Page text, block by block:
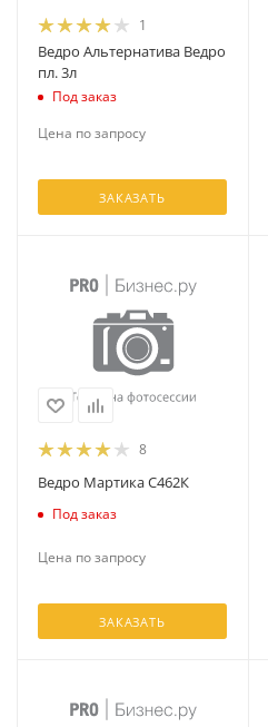
1
Ведро Альтернатива Ведро
пл. 3л
Под заказ
Цена по запросу
ЗАКАЗАТЬ
8
Ведро Мартика С462К
Под заказ
Цена по запросу
ЗАКАЗАТЬ